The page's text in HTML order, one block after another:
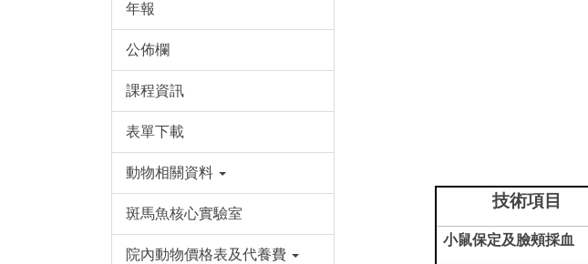
年報
公佈欄
課程資訊
表單下載
動物相關資料
斑馬魚核心實驗室
院內動物價格表及代養費
技術項目
小鼠保定及臉頰採血